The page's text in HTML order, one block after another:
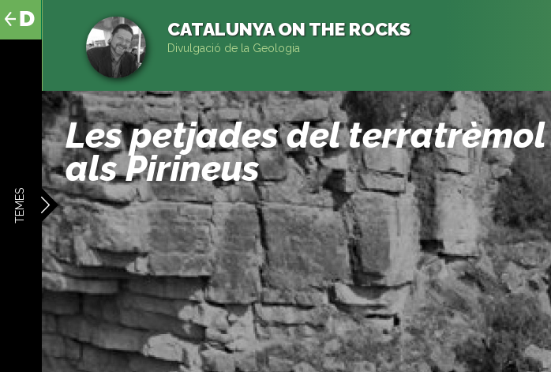
contingut
TEMES
CATALUNYA ON THE ROCKS
Divulgació de la Geologia
Les petjades del terratrèmol
als Pirineus